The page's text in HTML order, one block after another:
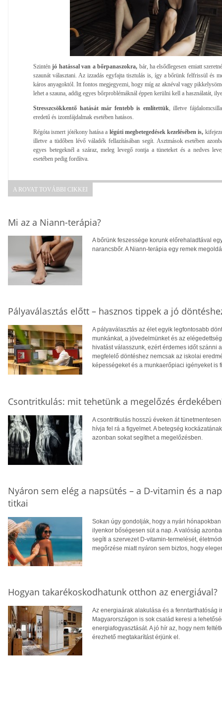
Szinténjó hatással van a bőrpanaszokra, bár, ha elsődlegesen emiatt
szaunát választani. Az izzadás egyfajta tisztulás is, így a bőrünk felfrissül és
káros anyagoktól. Itt fontos megjegyezni, hogy míg az aknéval vagy
lehet a szauna, addig egyes bőrproblémáknál éppen kerülni kell a használatát,
Stresszcsökkentő hatását már fentebb is említettük , illetve
eredetű és izomfájdalmak esetében hatásos.
Régóta ismert jótékony hatása a légúti megbetegedések kezelésében is,
illetve a tüdőben lévő váladék fellazításában segít. Asztmások esetében
egyes betegeknél a száraz, meleg levegő rontja a tüneteket és a nedves
esetében pedig fordítva.
A ROVAT TOVÁBBI CIKKEI
Mi az a Niann-terápia?
A bőrünk feszessége korunk előrehaladtával
narancsbőr. A Niann-terápia egy remek
Pályaválasztás előtt – hasznos tippek a jó
A pályaválasztás az élet egyik legfontosabb
munkánkat, a jövedelmünket és az
hivatást válasszunk, ezért érdemes időt szánni
megfelelő döntéshez nemcsak az iskolai
képességeket és a munkaerőpiaci igényeket is
Csontritkulás: mit tehetünk a megelőzés
A csontritkulás hosszú éveken át
hívja fel rá a figyelmet. A betegség
azonban sokat segíthet a megelőzésben.
Nyáron sem elég a napsütés – a D-vitamin és a
titkai
Sokan úgy gondolják, hogy a nyári
ilyenkor bőségesen süt a nap. A valóság
segíti a szervezet D-vitamin-termelését,
megőrzése miatt nyáron sem biztos, hogy
Hogyan takarékoskodhatunk otthon az energiával?
Az energiaárak alakulása és a fenntarthatóság
Magyarországon is sok család keresi a
energiafogyasztását. A jó hír az, hogy nem
érezhető megtakarítást érjünk el.